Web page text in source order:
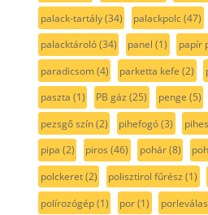
palack-tartály(34) palackpolc(47)
palacktároló(34) panel (1) papír
paradicsom(4) parketta kefe (2)
paszta (1) PB gáz (25) penge (5)
pezsgő szín(2) pihefogó(3)
pipa (2) piros (46) pohár(8)
polckeret(2) polisztirol fűrész (1)
polírozógép(1) por(1)